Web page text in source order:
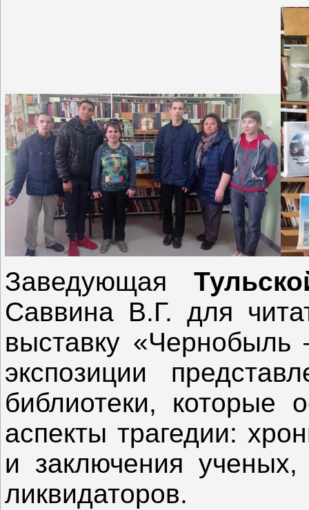
Заведующая
Саввина В.Г. для
выставку
экспозиции
библиотеки, которые
аспекты трагедии:
и заключения
ликвидаторов.